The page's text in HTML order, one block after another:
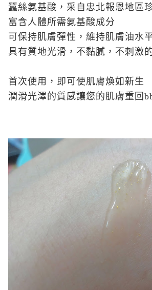
蠶絲氨基酸，采自忠北報恩地區
富含人體所需氨基酸成分
可保持肌膚彈性，維持肌膚油水
具有質地光滑，不黏膩，不刺激
首次使用，即可使肌膚煥如新生
潤滑光澤的質感讓您的肌膚重回